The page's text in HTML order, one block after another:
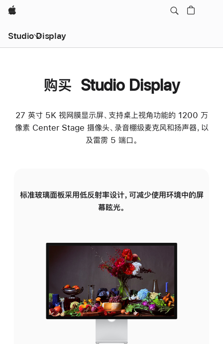
Apple
Studio Display
购买 Studio Display
27 英寸 5K 视网膜显示屏、支持桌上视角功能的 1200 万
像素 Center Stage 摄像头、录音棚级麦克风和扬声器，以
及雷雳 5 端口。
标准玻璃面板采用低反射率设计，可减少使用环境中的屏
幕眩光。